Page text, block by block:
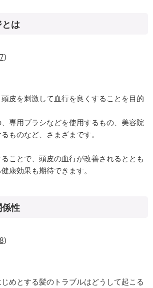
は
皮を刺激して血行を良くすることを目的
専用ブラシなどを使用するもの、美容院
ものなど、さまざまです。
ことで、頭皮の血行が改善されるととも
康効果も期待できます。
性
めとする髪のトラブルはどうして起こる